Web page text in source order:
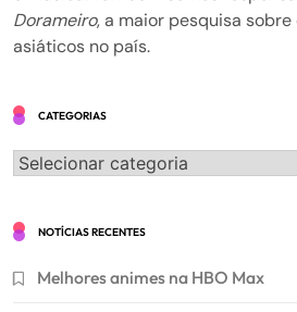
Dorameiro, a maior pesquisa
asiáticos no país.
CATEGORIAS
Categorias
NOTÍCIAS RECENTES
Melhores animes na HBO Max